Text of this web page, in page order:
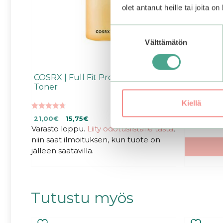
olet antanut heille tai joita
valinta
Välttämätön
Kiellä
COSRX | Full Fit Propolis Synergy
Toner
4.75
5:stä
Alkuperäinen
hinta
oli:
21,00€.
21,00€Nykyinen
hinta
on:
21,00€.
15,75€
Varasto loppu. Liity odotuslistalle tästä,
niin saat ilmoituksen, kun tuote on
jälleen saatavilla.
0
:
t
hinta
oli:
20,90€
Tutustu myös